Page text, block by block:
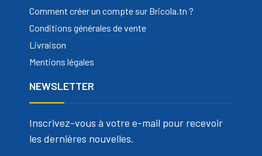
Comment créer un compte sur Bricola.tn ?
Conditions générales de vente
Livraison
Mentions légales
NEWSLETTER
Inscrivez-vous à votre e-mail pour recevoir
les dernières nouvelles.